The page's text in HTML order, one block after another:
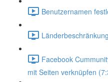
Benutzernamen
Facebook
mit Seiten verknüpfen